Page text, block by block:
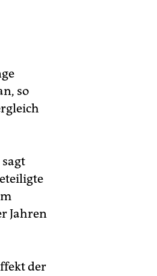
so
Jahren
der